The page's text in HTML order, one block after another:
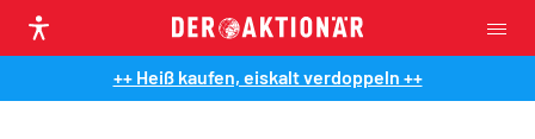
++ Heiß kaufen, eiskalt verdoppeln ++